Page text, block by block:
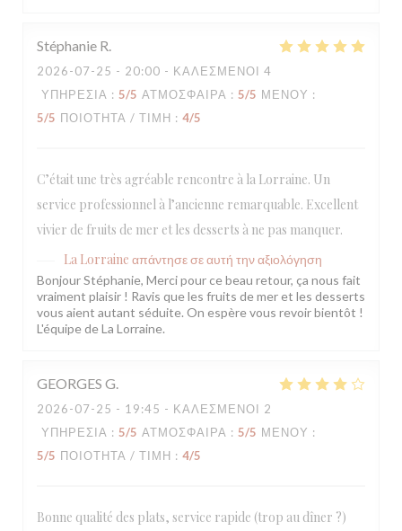
Stéphanie R
2026-07-25 - 20:00 - ΚΑΛΕΣΜΈΝΟΙ 4
ΥΠΗΡΕΣΊΑ : 5/5 ΑΤΜΌΣΦΑΙΡΑ : 5/5 ΜΕΝΟΎ :
5/5 ΠΟΙΌΤΗΤΑ / ΤΙΜΉ : 4/5
C’était une très agréable rencontre à la Lorraine. Un
service professionnel à l’ancienne remarquable. Excellent
vivier de fruits de mer et les desserts à ne pas manquer.
La Lorraine απάντησε σε αυτή την αξιολόγηση
Bonjour Stéphanie, Merci pour ce beau retour, ça nous fait
vraiment plaisir ! Ravis que les fruits de mer et les desserts
vous aient autant séduite. On espère vous revoir bientôt !
L'équipe de La Lorraine.
GEORGES G
2026-07-25 - 19:45 - ΚΑΛΕΣΜΈΝΟΙ 2
ΥΠΗΡΕΣΊΑ : 5/5 ΑΤΜΌΣΦΑΙΡΑ : 5/5 ΜΕΝΟΎ :
5/5 ΠΟΙΌΤΗΤΑ / ΤΙΜΉ : 4/5
Bonne qualité des plats, service rapide (trop au dîner ?)